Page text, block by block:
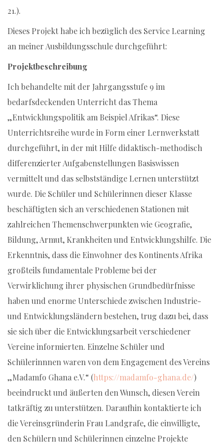
21.).
Dieses Projekt habe ich bezüglich des Service Learning
an meiner Ausbildungsschule durchgeführt:
Projektbeschreibung
Ich behandelte mit der Jahrgangsstufe 9 im
bedarfsdeckenden Unterricht das Thema
„Entwicklungspolitik am Beispiel Afrikas“. Diese
Unterrichtsreihe wurde in Form einer Lernwerkstatt
durchgeführt, in der mit Hilfe didaktisch-methodisch
differenzierter Aufgabenstellungen Basiswissen
vermittelt und das selbstständige Lernen unterstützt
wurde. Die Schüler und Schülerinnen dieser Klasse
beschäftigten sich an verschiedenen Stationen mit
zahlreichen Themenschwerpunkten wie Geografie,
Bildung, Armut, Krankheiten und Entwicklungshilfe. Die
Erkenntnis, dass die Einwohner des Kontinents Afrika
großteils fundamentale Probleme bei der
Verwirklichung ihrer physischen Grundbedürfnisse
haben und enorme Unterschiede zwischen Industrie-
und Entwicklungsländern bestehen, trug dazu bei, dass
sie sich über die Entwicklungsarbeit verschiedener
Vereine informierten. Einzelne Schüler und
Schülerinnnen waren von dem Engagement des Vereins
„Madamfo Ghana e.V.“ (https://madamfo-ghana.de/)
beeindruckt und äußerten den Wunsch, diesen Verein
tatkräftig zu unterstützen. Daraufhin kontaktierte ich
die Vereinsgründerin Frau Landgrafe, die einwilligte,
den Schülern und Schülerinnen einzelne Projekte